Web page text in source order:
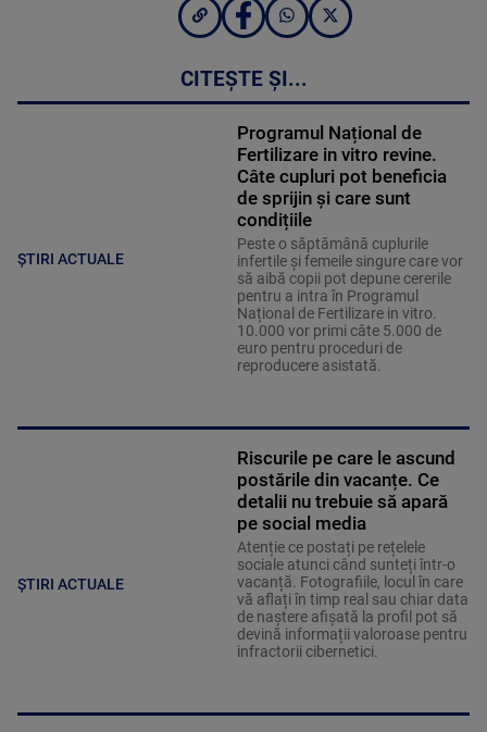
CITEȘTE ȘI...
ȘTIRI ACTUALE
Programul Național de
Fertilizare in vitro revine.
Câte cupluri pot beneficia
de sprijin și care sunt
condițiile
Peste o săptămână cuplurile
infertile și femeile singure care vor
să aibă copii pot depune cererile
pentru a intra în Programul
Național de Fertilizare in vitro.
10.000 vor primi câte 5.000 de
euro pentru proceduri de
reproducere asistată.
ȘTIRI ACTUALE
Riscurile pe care le ascund
postările din vacanțe. Ce
detalii nu trebuie să apară
pe social media
Atenție ce postați pe rețelele
sociale atunci când sunteți într-o
vacanță. Fotografiile, locul în care
vă aflați în timp real sau chiar data
de naștere afișată la profil pot să
devină informații valoroase pentru
infractorii cibernetici.